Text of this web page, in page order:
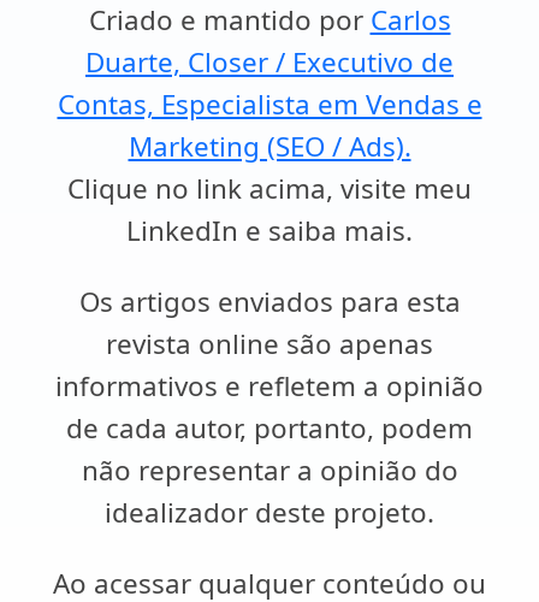
Criado e mantido por Carlos
Duarte, Closer / Executivo de
Contas, Especialista em Vendas e
Marketing (SEO / Ads).
Clique no link acima, visite meu
LinkedIn e saiba mais.
Os artigos enviados para esta
revista online são apenas
informativos e refletem a opinião
de cada autor, portanto, podem
não representar a opinião do
idealizador deste projeto.
Ao acessar qualquer conteúdo ou